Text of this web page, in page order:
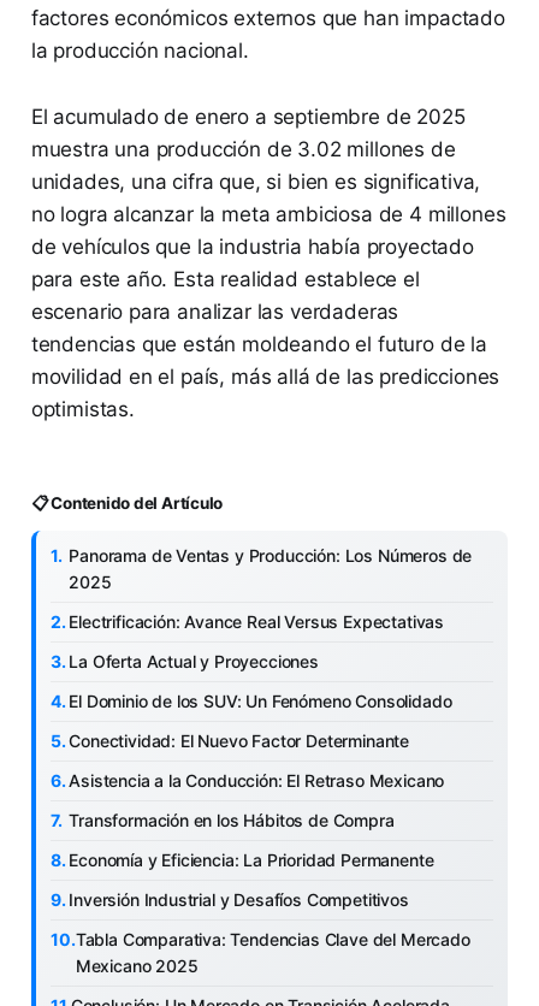
factores económicos externos que han impactado
la producción nacional.
El acumulado de enero a septiembre de 2025
muestra una producción de 3.02 millones de
unidades, una cifra que, si bien es significativa,
no logra alcanzar la meta ambiciosa de 4 millones
de vehículos que la industria había proyectado
para este año. Esta realidad establece el
escenario para analizar las verdaderas
tendencias que están moldeando el futuro de la
movilidad en el país, más allá de las predicciones
optimistas.
📋 Contenido del Artículo
Panorama de Ventas y Producción: Los Números de
2025
Electrificación: Avance Real Versus Expectativas
La Oferta Actual y Proyecciones
El Dominio de los SUV: Un Fenómeno Consolidado
Conectividad: El Nuevo Factor Determinante
Asistencia a la Conducción: El Retraso Mexicano
Transformación en los Hábitos de Compra
Economía y Eficiencia: La Prioridad Permanente
Inversión Industrial y Desafíos Competitivos
Tabla Comparativa: Tendencias Clave del Mercado
Mexicano 2025